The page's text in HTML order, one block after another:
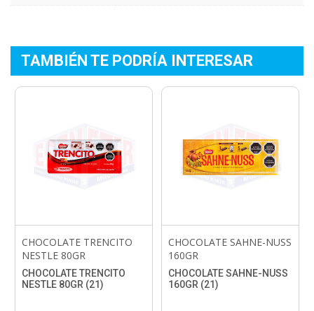
TAMBIÉN TE PODRÍA INTERESAR
CHOCOLATE TRENCITO
NESTLE 80GR
CHOCOLATE TRENCITO
NESTLE 80GR (21)
CHOCOLATE SAHNE-NUSS
160GR
CHOCOLATE SAHNE-NUSS
160GR (21)